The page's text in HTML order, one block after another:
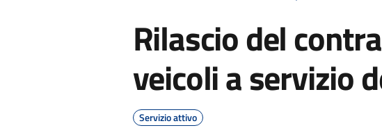
Rilascio del
veicoli a servizio
Servizio attivo